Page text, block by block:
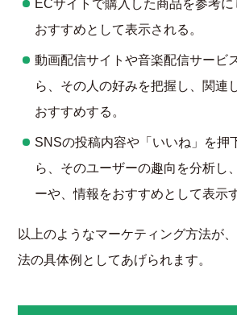
ECサイトで購入した商品を参考
おすすめとして表示される。
動画配信サイトや音楽配信サービ
ら、その人の好みを把握し、関連
おすすめする。
SNSの投稿内容や「いいね」を押
ら、そのユーザーの趣向を分析し
ーや、情報をおすすめとして表示
以上のようなマーケティング方法が
法の具体例としてあげられます。